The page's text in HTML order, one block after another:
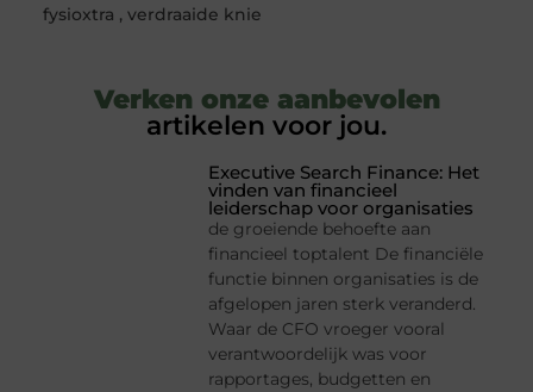
fysioxtra , verdraaide knie
Verken onze aanbevolen
artikelen voor jou.
Executive Search Finance: Het
vinden van financieel
leiderschap voor organisaties
de groeiende behoefte aan
financieel toptalent De financiële
functie binnen organisaties is de
afgelopen jaren sterk veranderd.
Waar de CFO vroeger vooral
verantwoordelijk was voor
rapportages, budgetten en